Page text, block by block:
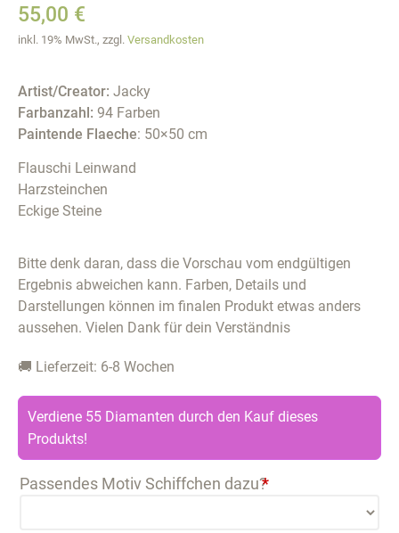
55,00 €
inkl. 19% MwSt., zzgl. Versandkosten
Artist/Creator: Jacky
Farbanzahl: 94 Farben
Paintende Flaeche: 50×50 cm
Flauschi Leinwand
Harzsteinchen
Eckige Steine
Bitte denk daran, dass die Vorschau vom endgültigen
Ergebnis abweichen kann. Farben, Details und
Darstellungen können im finalen Produkt etwas anders
aussehen. Vielen Dank für dein Verständnis
🚚 Lieferzeit: 6-8 Wochen
Verdiene 55 Diamanten durch den Kauf dieses
Produkts!
Passendes Motiv Schiffchen dazu?*